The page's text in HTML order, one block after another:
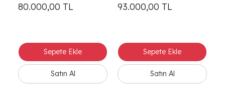
80.000,00 TL 93.000,00 TL